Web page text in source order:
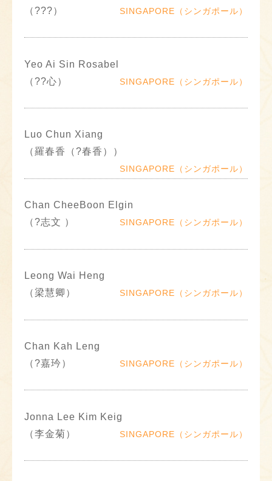
（???）
SINGAPORE（シンガポール）
Yeo Ai Sin Rosabel
（??心）
SINGAPORE（シンガポール）
Luo Chun Xiang
（羅春香（?春香））
SINGAPORE（シンガポール）
Chan CheeBoon Elgin
（?志文 ）
SINGAPORE（シンガポール）
Leong Wai Heng
（梁慧卿）
SINGAPORE（シンガポール）
Chan Kah Leng
（?嘉玪）
SINGAPORE（シンガポール）
Jonna Lee Kim Keig
（李金菊）
SINGAPORE（シンガポール）